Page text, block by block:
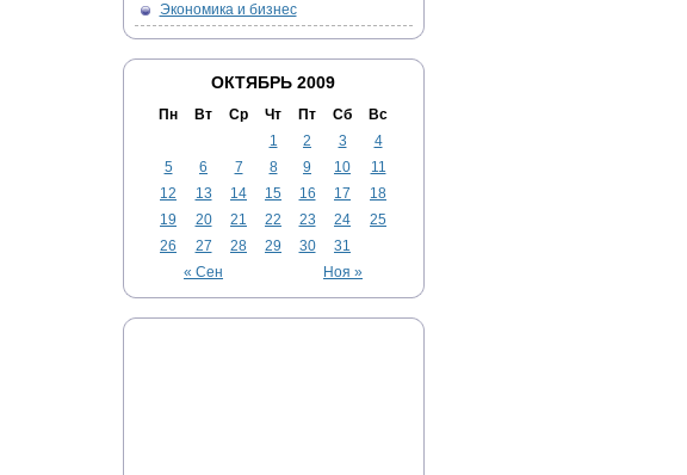
Экономика и бизнес
ОКТЯБРЬ 2009
Пн Вт Ср Чт Пт Сб Вс
« Сен Ноя »
1 2 3
4
5
6 7 8 9 10
11
12
13 14 15 16 17
18
19
20 21 22 23 24
25
26
27 28 29 30 31